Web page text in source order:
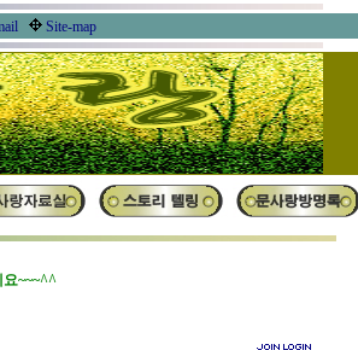
Site-map
~~~^^